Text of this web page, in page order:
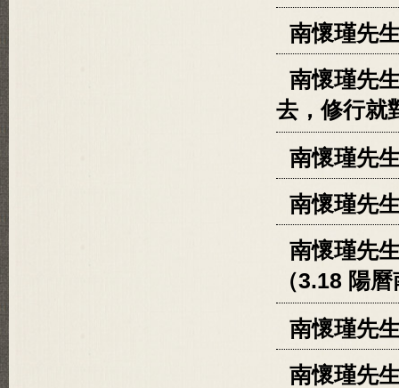
南懷瑾先
南懷瑾先
去，修行就
南懷瑾先
南懷瑾先
南懷瑾先
（3.18 陽
南懷瑾先
南懷瑾先